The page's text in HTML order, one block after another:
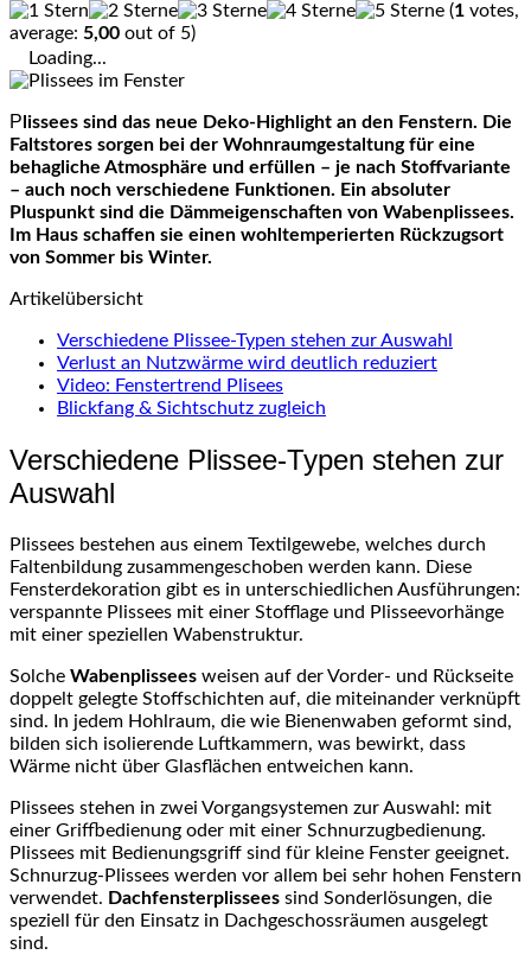
(1 votes,
average: 5,00 out of 5)
Loading...
Plissees sind das neue Deko-Highlight an den Fenstern. Die
Faltstores sorgen bei der Wohnraumgestaltung für eine
behagliche Atmosphäre und erfüllen – je nach Stoffvariante
– auch noch verschiedene Funktionen. Ein absoluter
Pluspunkt sind die Dämmeigenschaften von Wabenplissees.
Im Haus schaffen sie einen wohltemperierten Rückzugsort
von Sommer bis Winter.
Artikelübersicht
Verschiedene Plissee-Typen stehen zur Auswahl
Verlust an Nutzwärme wird deutlich reduziert
Video: Fenstertrend Plisees
Blickfang & Sichtschutz zugleich
Verschiedene Plissee-Typen stehen zur
Auswahl
Plissees bestehen aus einem Textilgewebe, welches durch
Faltenbildung zusammengeschoben werden kann. Diese
Fensterdekoration gibt es in unterschiedlichen Ausführungen:
verspannte Plissees mit einer Stofflage und Plisseevorhänge
mit einer speziellen Wabenstruktur.
Solche Wabenplissees weisen auf der Vorder- und Rückseite
doppelt gelegte Stoffschichten auf, die miteinander verknüpft
sind. In jedem Hohlraum, die wie Bienenwaben geformt sind,
bilden sich isolierende Luftkammern, was bewirkt, dass
Wärme nicht über Glasflächen entweichen kann.
Plissees stehen in zwei Vorgangsystemen zur Auswahl: mit
einer Griffbedienung oder mit einer Schnurzugbedienung.
Plissees mit Bedienungsgriff sind für kleine Fenster geeignet.
Schnurzug-Plissees werden vor allem bei sehr hohen Fenstern
verwendet. Dachfensterplissees sind Sonderlösungen, die
speziell für den Einsatz in Dachgeschossräumen ausgelegt
sind.